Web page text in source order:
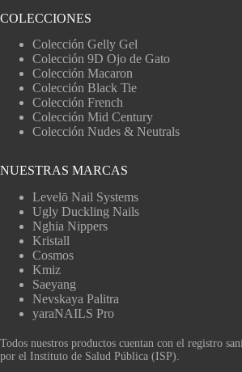
COLECCIONES
Colección Gelly Gel
Colección 9D Ojo de Gato
Colección Macaron
Colección Black Tie
Colección French
Colección Mid Century
Colección Nudes & Neutrals
NUESTRAS MARCAS
Levelō Nail Systems
Ugly Duckling Nails
Nghia Nippers
Kristall
Cosmos
Kmiz
Saeyang
Nevskaya Palitra
yaraNAILS Pro
Todos nuestros productos cuentan con el registro
por el Instituto de Salud Pública (ISP).